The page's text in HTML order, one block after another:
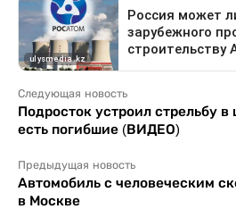
Следующая новость
Подросток устроил стрельбу
есть погибшие (ВИДЕО)
Предыдущая новость
Автомобиль с человеческим
в Москве